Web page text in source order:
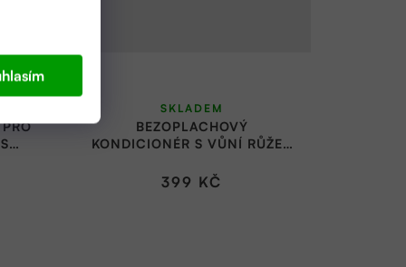
BEZOPLACHOVÝ
KONDICIONÉR S VŮNÍ RŮŽE |
SKLADEM
399 KČ